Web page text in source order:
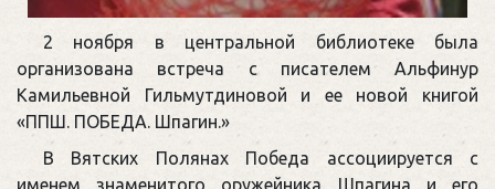
2 ноября в центральной библиотеке была
организована встреча с писателем Альфинур
Камильевной Гильмутдиновой и ее новой книгой
«ППШ. ПОБЕДА. Шпагин.»
В Вятских Полянах Победа ассоциируется с
именем знаменитого оружейника Шпагина и его